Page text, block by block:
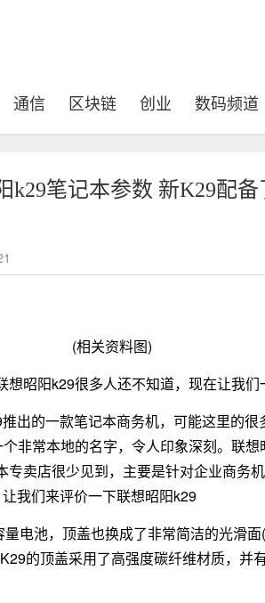
通信 区块链 创业 数码频道
k29笔记本参数 新K29配
(相关资料图)
昭阳k29很多人还不知道，现在让我们
出的一款笔记本商务机，可能这里的
非常本地的名字，令人印象深刻。联
专卖店很少见到，主要是针对企业商务
我们来评价一下联想昭阳k29
电池，顶盖也换成了非常简洁的光滑
的顶盖采用了高强度碳纤维材质，并